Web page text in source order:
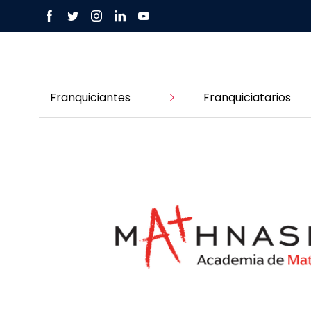
Franquiciantes Franquiciatarios